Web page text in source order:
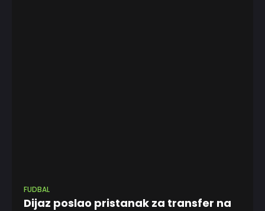
FUDBAL
Dijaz poslao pristanak za transfer na